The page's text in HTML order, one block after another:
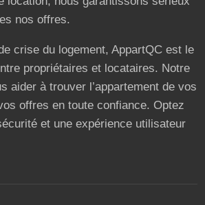
nos offres.
crise du logement, AppartQC est le
propriétaires et locataires. Notre
aider à trouver l’appartement de vos
offres en toute confiance. Optez
et une expérience utilisateur